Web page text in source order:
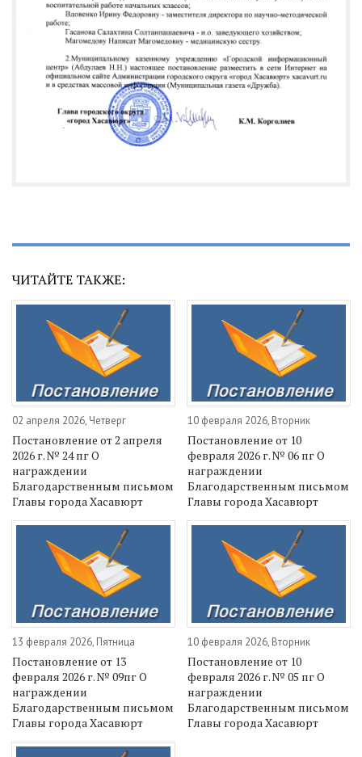
ЧИТАЙТЕ ТАКЖЕ:
02 апреля 2026, Четверг
Постановление от 2 апреля
2026 г. № 24 пг О
награждении
Благодарственным письмом
Главы города Хасавюрт
10 февраля 2026, Вторник
Постановление от 10
февраля 2026 г. № 06 пг О
награждении
Благодарственным письмом
Главы города Хасавюрт
13 февраля 2026, Пятница
Постановление от 13
февраля 2026 г. № 09пг О
награждении
Благодарственным письмом
Главы города Хасавюрт
10 февраля 2026, Вторник
Постановление от 10
февраля 2026 г. № 05 пг О
награждении
Благодарственным письмом
Главы города Хасавюрт